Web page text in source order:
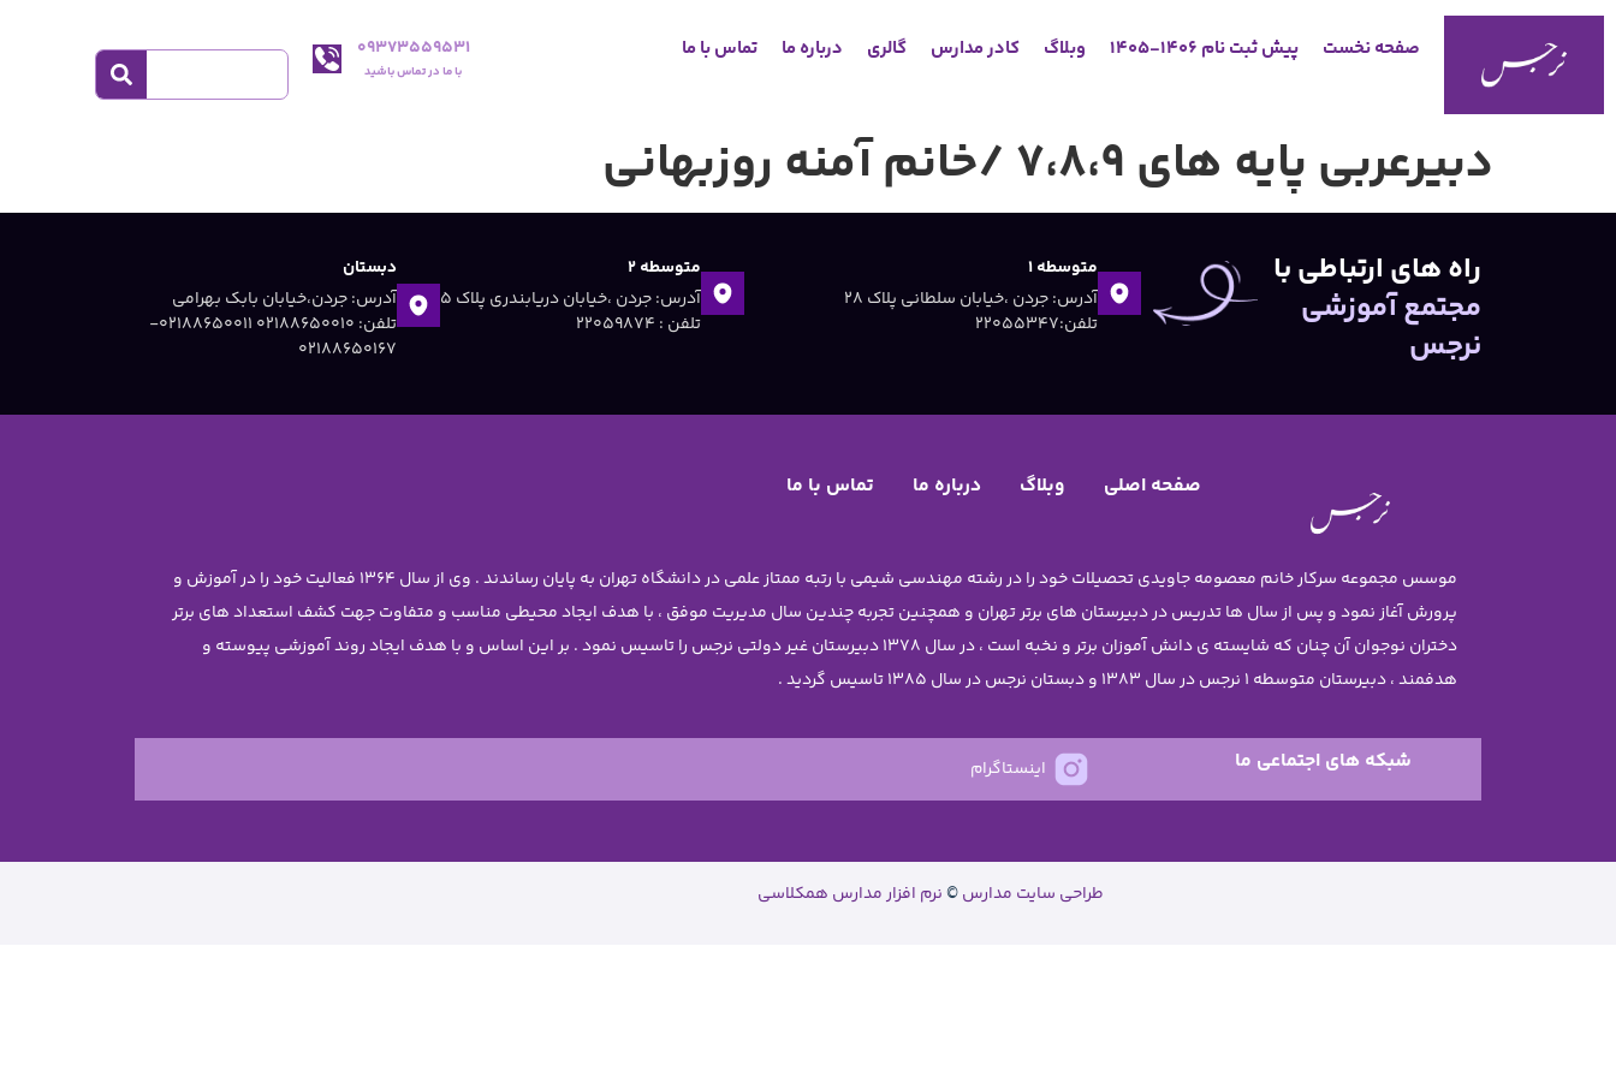
صفحه نخست پیش ثبت نام 1406-1405 وبلاگ کادر مدارس گالری درباره ما تماس با ما 09373559531
با ما در تماس باشید
دبیرعربی پایه های ۷،۸،۹ /خانم آمنه روزبهانی
راه های ارتباطی با
مجتمع آموزشی
نرجس
متوسطه ۱
آدرس: جردن ،خیابان سلطانی پلاک ۲۸
تلفن:۲۲۰۵۵۳۴۷
متوسطه ۲
آدرس: جردن ،خیابان دریابندری پلاک 5
تلفن : ۲۲۰۵۹۸۷۴
دبستان
آدرس: جردن،خیابان بابک بهرامی
تلفن: 02188650010 ۰۲۱۸۸۶۵۰۰۱۱-
۰۲۱۸۸۶۵۰۱۶۷
صفحه اصلی وبلاگ درباره ما تماس با ما
موسس مجموعه سرکار خانم معصومه جاویدی تحصیلات خود را در رشته مهندسی شیمی با رتبه ممتاز علمی در دانشگاه تهران به پایان رساندند . وی از سال 1364 فعالیت خود را در آموزش و
پرورش آغاز نمود و پس از سال ها تدریس در دبیرستان های برتر تهران و همچنین تجربه چندین سال مدیریت موفق ، با هدف ایجاد محیطی مناسب و متفاوت جهت کشف استعداد های برتر
دختران نوجوان آن چنان که شایسته ی دانش آموزان برتر و نخبه است ، در سال 1378 دبیرستان غیر دولتی نرجس را تاسیس نمود . بر این اساس و با هدف ایجاد روند آموزشی پیوسته و
هدفمند ، دبیرستان متوسطه 1 نرجس در سال 1383 و دبستان نرجس در سال 1385 تاسیس گردید .
شبکه های اجتماعی ما اینستاگرام
طراحی سایت مدارس©نرم افزار مدارس همکلاسی